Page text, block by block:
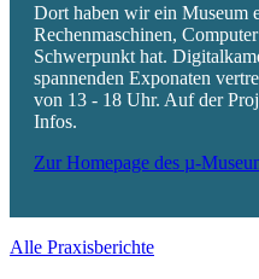
Dort haben wir ein Museum
Rechenmaschinen,
Schwerpunkt hat.
spannenden Exponaten
von 13 - 18 Uhr. Auf der
Infos.
Zur Homepage des µ-
Alle Praxisberichte